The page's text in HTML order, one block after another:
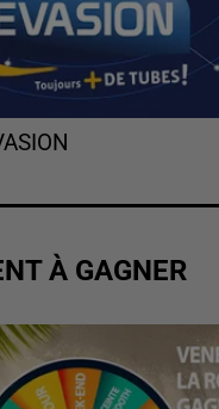
À GAGNER